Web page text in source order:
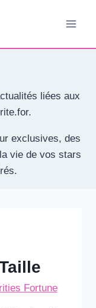
liées aux
exclusives, des
vie de vos stars
Fortune